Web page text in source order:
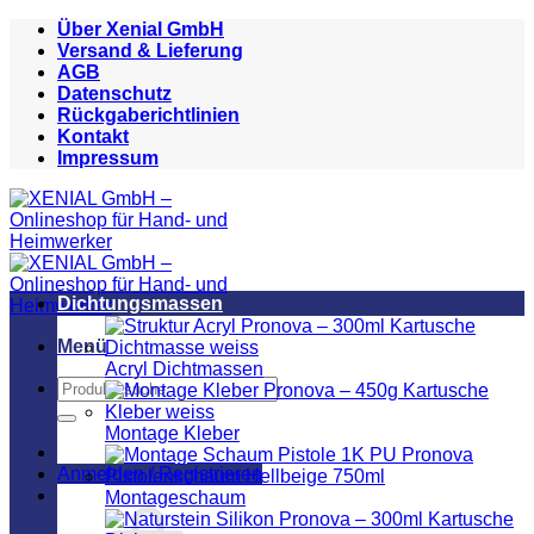
Zum
Inhalt
springen
Über Xenial GmbH
Versand & Lieferung
AGB
Datenschutz
Rückgaberichtlinien
Kontakt
Impressum
Menü
Suchen
nach:
Anmelden / Registrieren
Dichtungsmassen
Acryl Dichtmassen
Montage Kleber
Montageschaum